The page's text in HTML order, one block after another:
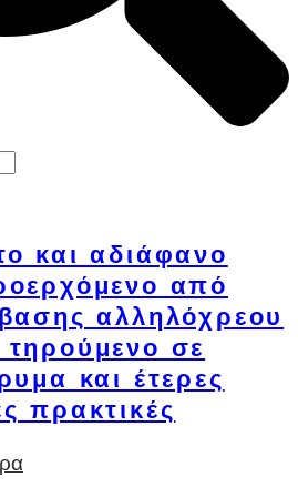
και αδιάφανο
από
αλληλόχρεου
σε
και έτερες
πρακτικές